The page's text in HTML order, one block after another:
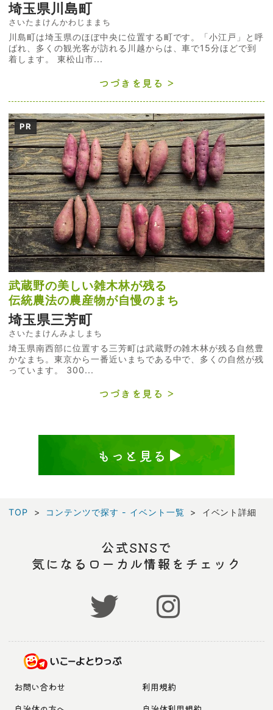
埼玉県川島町
さいたまけんかわじままち
川島町は埼玉県のほぼ中央に位置する町です。「小江戸」と呼
ばれ、多くの観光客が訪れる川越からは、車で15分ほどで到
着します。 東松山市...
つづきを見る
PR
武蔵野の美しい雑木林が残る
伝統農法の農産物が自慢のまち
埼玉県三芳町
さいたまけんみよしまち
埼玉県南西部に位置する三芳町は武蔵野の雑木林が残る自然豊
かなまち。東京から一番近いまちである中で、多くの自然が残
っています。 300...
つづきを見る
もっと見る
TOP コンテンツで探す - イベント一覧 イベント詳細
公式SNSで
気になるローカル情報をチェック
お問い合わせ
利用規約